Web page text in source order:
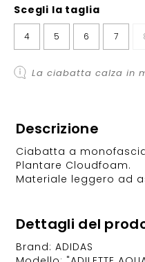
Scegli la taglia
4 5 6 7
La ciabatta calza in
Descrizione
Ciabatta a monofascia
Plantare Cloudfoam.
Materiale leggero ad
Dettagli del
Brand: ADIDAS